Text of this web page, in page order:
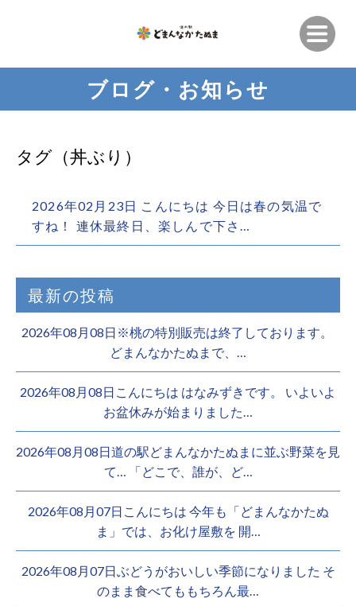
ブログ・お知らせ
タグ（丼ぶり）
2026年02月23日 こんにちは 今日は春の気温で
すね！ 連休最終日、楽しんで下さ…
最新の投稿
2026年08月08日※桃の特別販売は終了しております。 ️
どまんなかたぬまで、…
2026年08月08日こんにちは はなみずきです。 いよいよ
お盆休みが始まりました…
2026年08月08日道の駅どまんなかたぬまに並ぶ野菜を見
て… 「どこで、誰が、ど…
2026年08月07日こんにちは 今年も「どまんなかたぬ
ま」では、お化け屋敷を 開…
2026年08月07日ぶどうがおいしい季節になりました そ
のまま食べてももちろん最…